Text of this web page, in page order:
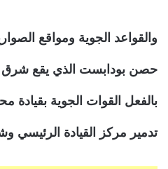
والقواعد الجوية ومواقع
حصن بودابست الذي يقع شرق
بالفعل القوات الجوية
تدمير مركز القيادة الرئيسي